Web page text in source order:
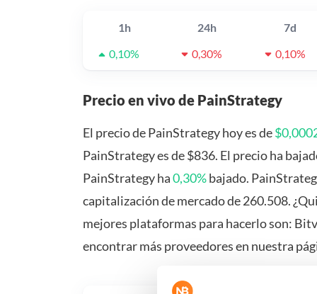
1h 24h
7d
0,10%
0,30% 0,10%
Precio en vivo de PainStrategy
El precio de PainStrategy hoy es de
PainStrategy es de $836. El precio ha
PainStrategy ha0,30%bajado.
capitalización de mercado de 260.508.
mejores plataformas para hacerlo son:
encontrar más proveedores en nuestra